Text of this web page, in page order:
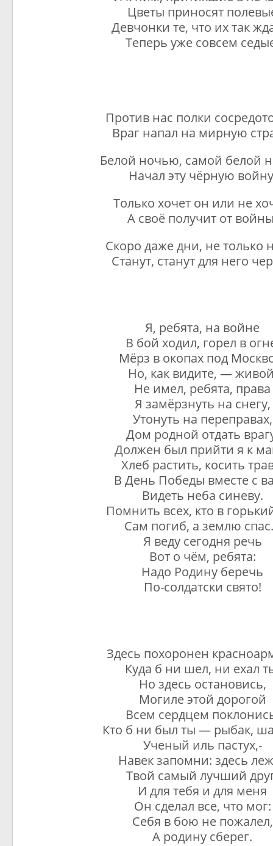
Цветы приносят
Девчонки те, что их так
Теперь уже совсем
Против нас полки
Враг напал на мирную
Белой ночью, самой белой
Начал эту чёрную
Только хочет он или не
А своё получит от
Скоро даже дни, не только
Станут, станут для него
Я, ребята, на войне
В бой ходил, горел в
Мёрз в окопах под
Но, как видите, —
Не имел, ребята, права
Я замёрзнуть на снегу,
Утонуть на переправах,
Дом родной отдать
Должен был прийти я к
Хлеб растить, косить
В День Победы вместе с
Видеть неба синеву.
Помнить всех, кто в
Сам погиб, а землю
Я веду сегодня речь
Вот о чём, ребята:
Надо Родину беречь
По-солдатски свято!
Здесь похоронен
Куда б ни шел, ни ехал
Но здесь остановись,
Могиле этой дорогой
Всем сердцем
Кто б ни был ты — рыбак,
Ученый иль пастух,-
Навек запомни: здесь
Твой самый лучший
И для тебя и для меня
Он сделал все, что мог:
Себя в бою не пожалел,
А родину сберег.